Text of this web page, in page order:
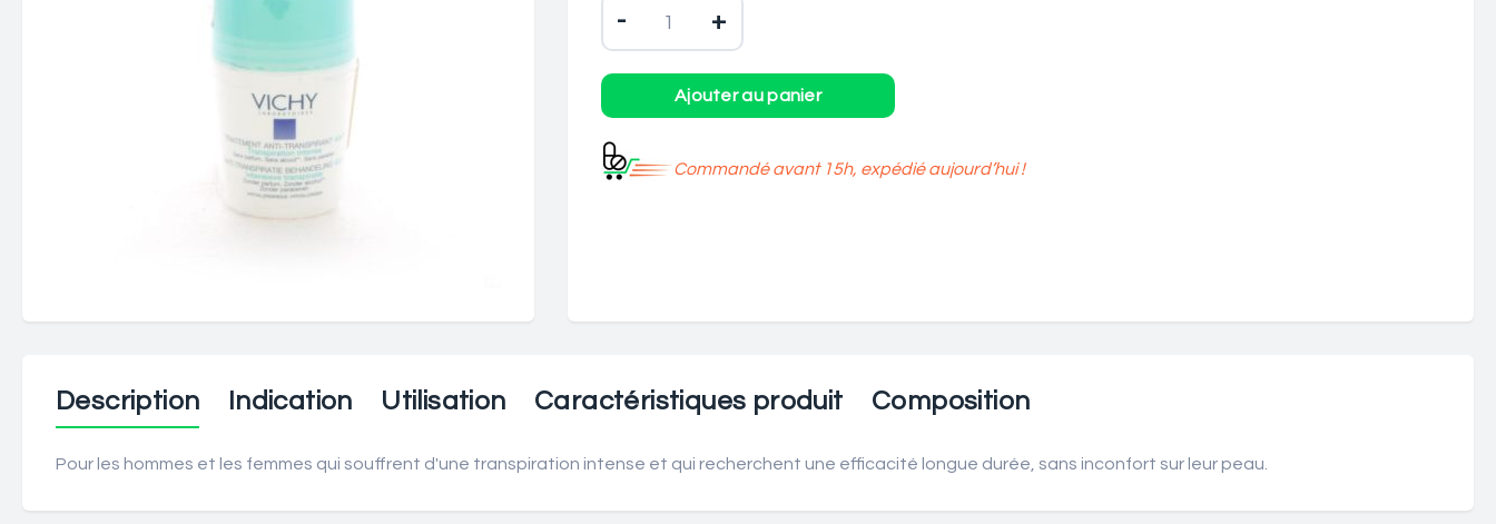
- +
Commandé avant 15h, expédié aujourd’hui !
Description Indication Utilisation Caractéristiques produit Composition
Pour les hommes et les femmes qui souffrent d'une transpiration intense et qui recherchent une efficacité longue durée, sans inconfort sur leur peau.